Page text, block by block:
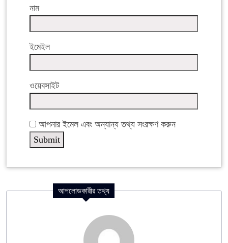
নাম
ইমেইল
ওয়েবসাইট
আপনার ইমেল এবং অন্যান্য তথ্য সংরক্ষণ করুন
আপলোডকারীর তথ্য